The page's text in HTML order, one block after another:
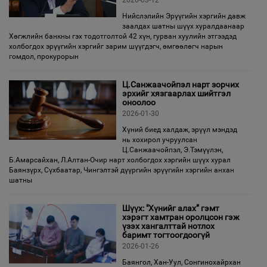
Нийслэлийн Эрүүгийн хэргийн давж
заалдах шатны шүүх хуралдаанаар
Хөгжлийн банкны гэх тодотголтой 42 хүн, гурван хуулийн этгээдэд
холбогдох эрүүгийн хэргийг зарим шүүгдэгч, өмгөөлөгч нарын
гомдол, прокурорын
Ц.Санжаачойпэл нарт зорчих
эрхийг хязгаарлах шийтгэл
оноолоо
2026-01-30
Хүний биед халдаж, эрүүл мэндэд
нь хохирол учруулсан
Ц.Санжаачойпэл, Э.Тэмүүлэн,
Б.Амарсайхан, Л.Алтан-Очир нарт холбогдох хэргийн шүүх хурал
Баянзүрх, Сүхбаатар, Чингэлтэй дүүргийн эрүүгийн хэргийн анхан
шатны
Шүүх: "Хүнийг алах” гэмт
хэрэгт хамтран оролцсон гэж
үзэх хангалттай нотлох
баримт тогтоогдоогүй
2026-01-26
Баянгол, Хан-Уул, Сонгинохайрхан